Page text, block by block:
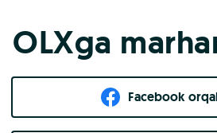
OLXga
Facebook